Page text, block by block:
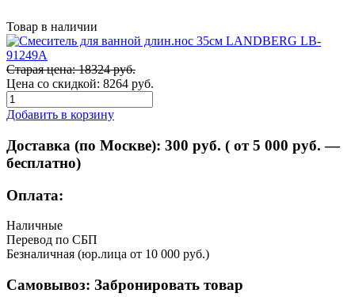
Товар в наличии
Старая цена: 18324 руб.
Цена со скидкой: 8264 руб.
Добавить в корзину
Доставка (по Москве): 300 руб. ( от 5 000 руб. —
бесплатно)
Оплата:
Наличные
Перевод по СБП
Безналичная (юр.лица от 10 000 руб.)
Самовывоз: Забронировать товар